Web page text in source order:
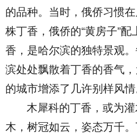
的品种。当时，俄侨习惯
株丁香，俄侨的“黄房子”配
香，是哈尔滨的独特景观
滨处处飘散着丁香的香气
的城市增添了几许别样风情
木犀科的丁香，或为
木，树冠如云，姿态万千